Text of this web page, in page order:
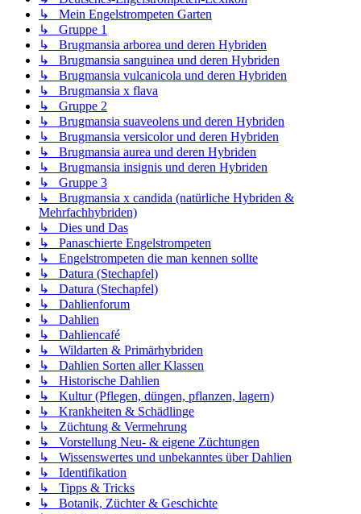
↳ Mein Engelstrompeten Garten
↳ Gruppe 1
↳ Brugmansia arborea und deren Hybriden
↳ Brugmansia sanguinea und deren Hybriden
↳ Brugmansia vulcanicola und deren Hybriden
↳ Brugmansia x flava
↳ Gruppe 2
↳ Brugmansia suaveolens und deren Hybriden
↳ Brugmansia versicolor und deren Hybriden
↳ Brugmansia aurea und deren Hybriden
↳ Brugmansia insignis und deren Hybriden
↳ Gruppe 3
↳ Brugmansia x candida (natürliche Hybriden &
Mehrfachhybriden)
↳ Dies und Das
↳ Panaschierte Engelstrompeten
↳ Engelstrompeten die man kennen sollte
↳ Datura (Stechapfel)
↳ Datura (Stechapfel)
↳ Dahlienforum
↳ Dahlien
↳ Dahliencafé
↳ Wildarten & Primärhybriden
↳ Dahlien Sorten aller Klassen
↳ Historische Dahlien
↳ Kultur (Pflegen, düngen, pflanzen, lagern)
↳ Krankheiten & Schädlinge
↳ Züchtung & Vermehrung
↳ Vorstellung Neu- & eigene Züchtungen
↳ Wissenswertes und unbekanntes über Dahlien
↳ Identifikation
↳ Tipps & Tricks
↳ Botanik, Züchter & Geschichte